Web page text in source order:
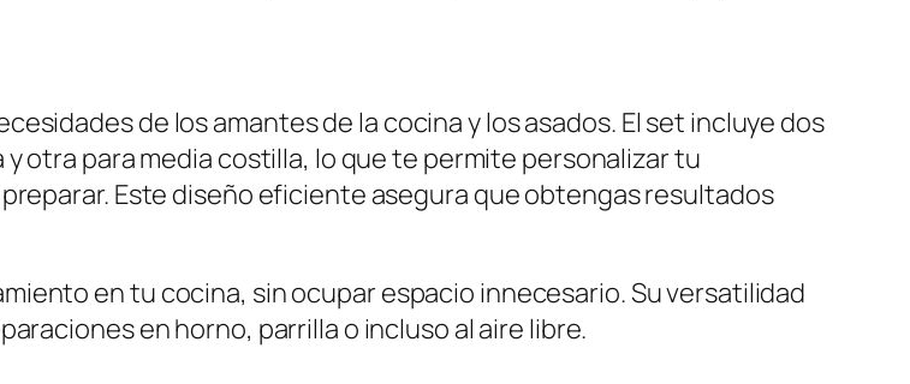
de los amantes de la cocina y los asados. El set incluye dos
otra para media costilla, lo que te permite personalizar tu
Este diseño eficiente asegura que obtengas resultados
en tu cocina, sin ocupar espacio innecesario. Su versatilidad
en horno, parrilla o incluso al aire libre.